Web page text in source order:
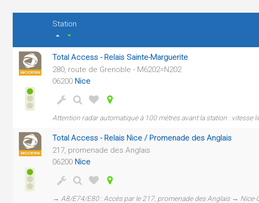
Station
Total Access - Relais Sainte-Marguerite
280, route de Grenoble - M6202=N202
06200 Nice
Attention radar automatique à 100 mètres avant la station : vitesse
Total Access - Relais Nice / Promenade des Anglais
217, promenade des Anglais
06200 Nice
→ A8/E74/E80 : Accès par le 217, promenade des Anglais → Nice-